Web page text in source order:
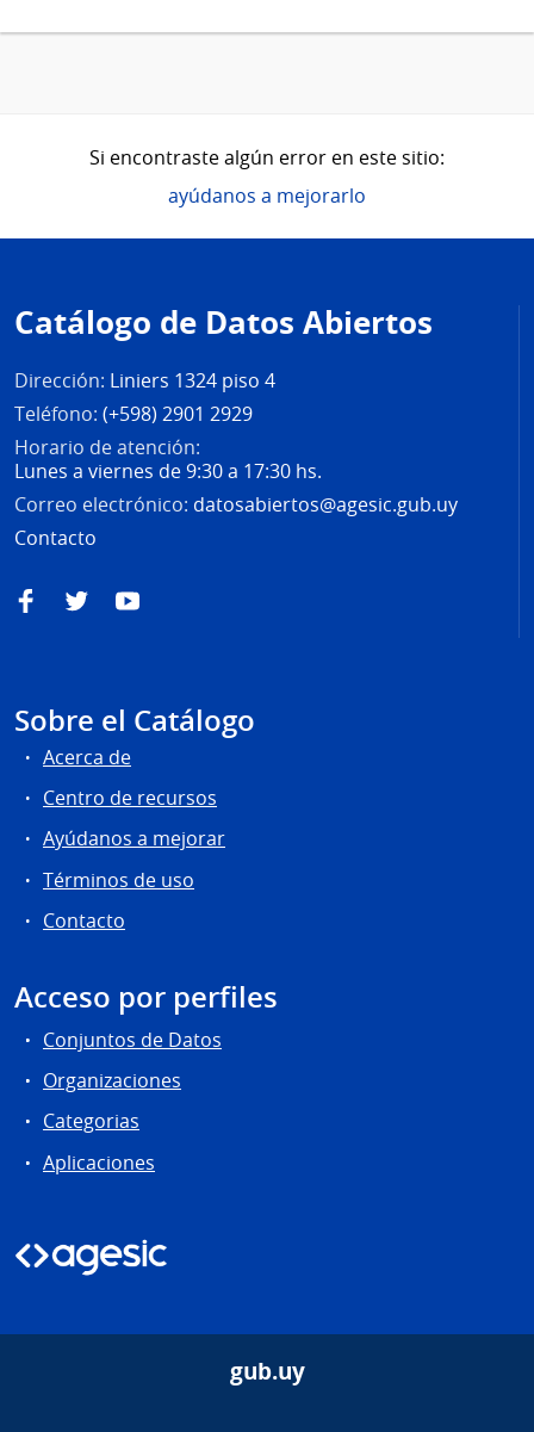
Si encontraste algún error en este sitio:
ayúdanos a mejorarlo
de
página
Catálogo de Datos Abiertos
Dirección: Liniers 1324 piso 4
Teléfono: (+598) 2901 2929
Horario de atención:
Lunes a viernes de 9:30 a 17:30 hs.
Correo electrónico: datosabiertos@agesic.gub.uy
Contacto
FacebookTwitterYouTube
Sobre el Catálogo
Acerca de
Centro de recursos
Ayúdanos a mejorar
Términos de uso
Contacto
Acceso por perfiles
Conjuntos de Datos
Organizaciones
Categorias
Aplicaciones
gub.uy